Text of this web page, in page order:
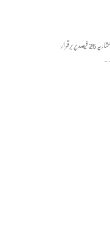
اسٹیٹ بینک آف پاکستان نے آئیندہ دو ماہ کیلئے مالیاتی پالیسی کا اعلان کردیا، شرح سود 13 اعشاریہ 25 فیصد پر برقرار